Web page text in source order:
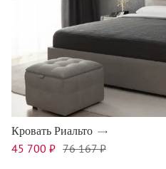
Кровать Риальто
45 700 ₽ 76 167 ₽